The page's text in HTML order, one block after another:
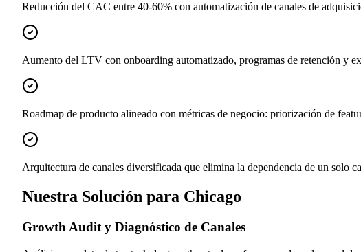
Reducción del CAC entre 40-60% con automatización de canales de
Aumento del LTV con onboarding automatizado, programas de retención y
Roadmap de producto alineado con métricas de negocio: priorización de
Arquitectura de canales diversificada que elimina la dependencia de un solo
Nuestra Solución para Chicago
Growth Audit y Diagnóstico de Canales